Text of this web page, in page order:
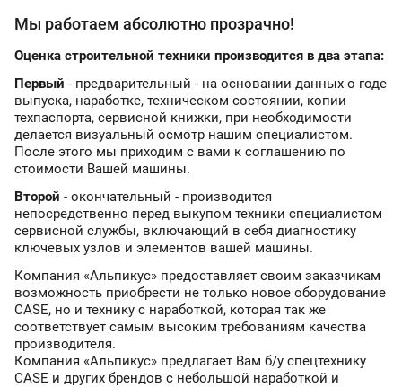
Мы работаем абсолютно прозрачно!
Оценка строительной техники производится в два этапа:
Первый - предварительный - на основании данных о годе
выпуска, наработке, техническом состоянии, копии
техпаспорта, сервисной книжки, при необходимости
делается визуальный осмотр нашим специалистом.
После этого мы приходим с вами к соглашению по
стоимости Вашей машины.
Второй - окончательный - производится
непосредственно перед выкупом техники специалистом
сервисной службы, включающий в себя диагностику
ключевых узлов и элементов вашей машины.
Компания «Альпикус» предоставляет своим заказчикам
возможность приобрести не только новое оборудование
CASE, но и технику с наработкой, которая так же
соответствует самым высоким требованиям качества
производителя.
Компания «Альпикус» предлагает Вам б/у спецтехнику
CASE и других брендов с небольшой наработкой и